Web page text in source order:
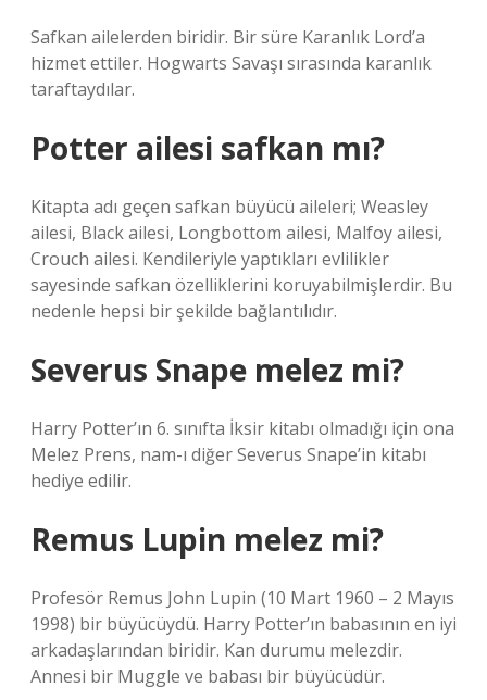
Safkan ailelerden biridir. Bir süre Karanlık Lord’a
hizmet ettiler. Hogwarts Savaşı sırasında karanlık
taraftaydılar.
Potter ailesi safkan mı?
Kitapta adı geçen safkan büyücü aileleri; Weasley
ailesi, Black ailesi, Longbottom ailesi, Malfoy ailesi,
Crouch ailesi. Kendileriyle yaptıkları evlilikler
sayesinde safkan özelliklerini koruyabilmişlerdir. Bu
nedenle hepsi bir şekilde bağlantılıdır.
Severus Snape melez mi?
Harry Potter’ın 6. sınıfta İksir kitabı olmadığı için ona
Melez Prens, nam-ı diğer Severus Snape’in kitabı
hediye edilir.
Remus Lupin melez mi?
Profesör Remus John Lupin (10 Mart 1960 – 2 Mayıs
1998) bir büyücüydü. Harry Potter’ın babasının en iyi
arkadaşlarından biridir. Kan durumu melezdir.
Annesi bir Muggle ve babası bir büyücüdür.